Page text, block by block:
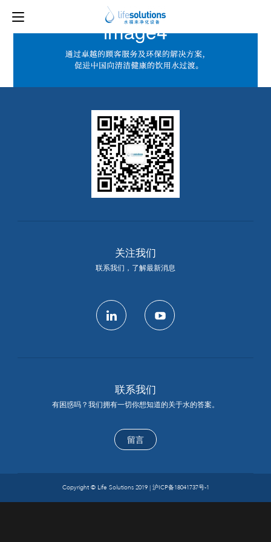
上一图片
image4
关注我们
联系我们，了解最新消息
联系我们
有困惑吗？我们拥有一切你想知道的关于水的答案。
留言
Copyright © Life Solutions 2019 | 沪ICP备18041737号-1